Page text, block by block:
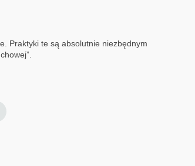
Praktyki te są absolutnie niezbędnym